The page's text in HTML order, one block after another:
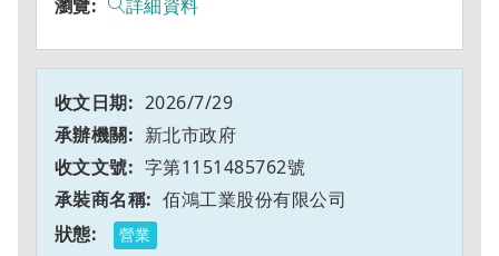
詳細資料
2026/7/29
新北市政府
字第1151485762號
佰鴻工業股份有限公司
營業